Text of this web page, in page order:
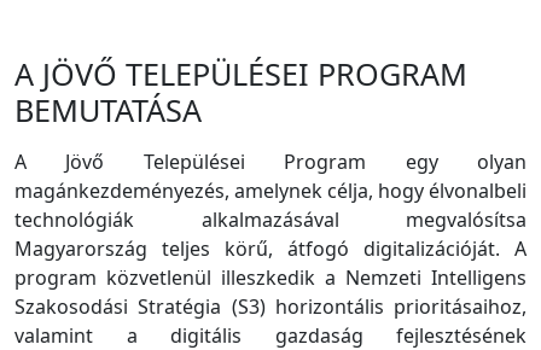
A JÖVŐ TELEPÜLÉSEI PROGRAM
BEMUTATÁSA
A Jövő Települései Program egy olyan
magánkezdeményezés, amelynek célja, hogy élvonalbeli
technológiák alkalmazásával megvalósítsa
Magyarország teljes körű, átfogó digitalizációját. A
program közvetlenül illeszkedik a Nemzeti Intelligens
Szakosodási Stratégia (S3) horizontális prioritásaihoz,
valamint a digitális gazdaság fejlesztésének